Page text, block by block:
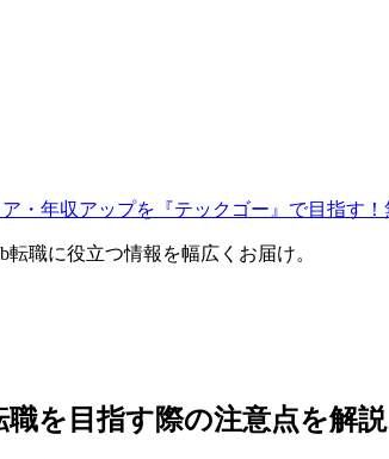
・年収アップを『テックゴー』で目指す
職に役立つ情報を幅広くお届け。
を目指す際の注意点を解説